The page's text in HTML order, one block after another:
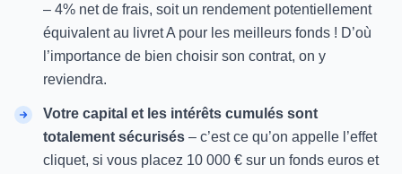
– 4% net de frais, soit un rendement potentiellement
équivalent au livret A pour les meilleurs fonds ! D’où
l’importance de bien choisir son contrat, on y
reviendra.
Votre capital et les intérêts cumulés sont
totalement sécurisés – c’est ce qu’on appelle l’effet
cliquet, si vous placez 10 000 € sur un fonds euros et